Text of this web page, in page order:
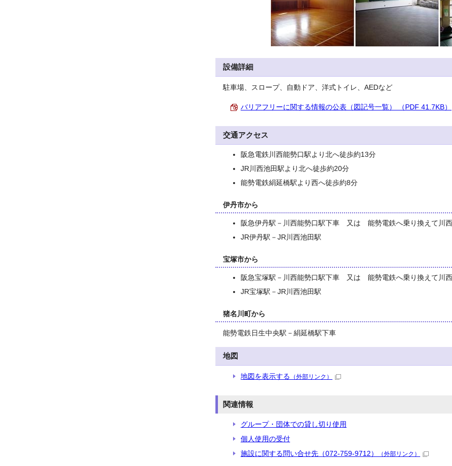
設備詳細
駐車場、スロープ、自動ドア、洋式トイレ、AEDなど
バリアフリーに関する情報の公表（図記号一覧） （PDF 41.7KB）
交通アクセス
阪急電鉄川西能勢口駅より北へ徒歩約13分
JR川西池田駅より北へ徒歩約20分
能勢電鉄絹延橋駅より西へ徒歩約8分
伊丹市から
阪急伊丹駅－川西能勢口駅下車 又は 能勢電鉄へ乗り換えて川
JR伊丹駅－JR川西池田駅
宝塚市から
阪急宝塚駅－川西能勢口駅下車 又は 能勢電鉄へ乗り換えて川
JR宝塚駅－JR川西池田駅
猪名川町から
能勢電鉄日生中央駅－絹延橋駅下車
地図
地図を表示する （外部リンク）
関連情報
グループ・団体での貸し切り使用
個人使用の受付
施設に関する問い合せ先（072-759-9712）
（外部リンク）